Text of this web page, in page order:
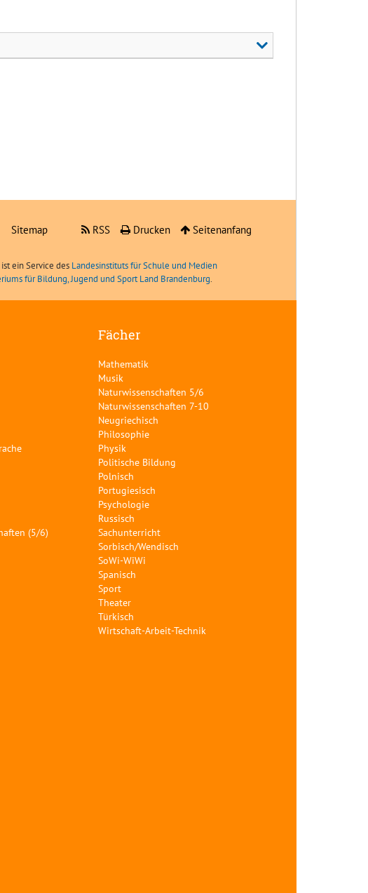
Sitemap RSS Drucken Seitenanfang
ein Service des Landesinstituts für Schule und Medien
für Bildung, Jugend und Sport Land Brandenburg.
(5/6)
Fächer
Mathematik
Musik
Naturwissenschaften 5/6
Naturwissenschaften 7-10
Neugriechisch
Philosophie
Physik
Politische Bildung
Polnisch
Portugiesisch
Psychologie
Russisch
Sachunterricht
Sorbisch/Wendisch
SoWi-WiWi
Spanisch
Sport
Theater
Türkisch
Wirtschaft-Arbeit-Technik